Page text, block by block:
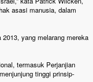
asasi manusia, dalam
2013, yang melarang mereka
termasuk Perjanjian
tinggi prinsip-